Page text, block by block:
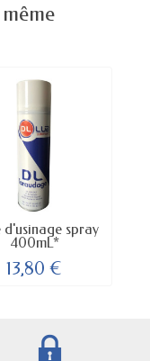
d'usinage spray
400mL*
13,80 €